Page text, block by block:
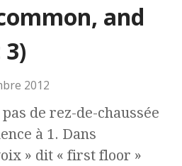
and
2012
de rez-de-chaussée
à 1. Dans
» dit « first floor »